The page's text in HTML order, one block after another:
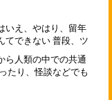
いえ、やはり、留年
てできない 普段、ツ
ら人類の中での共通
たり、怪談などでも